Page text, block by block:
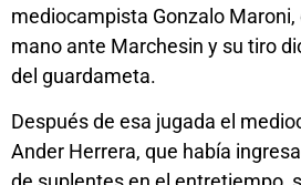
mediocampista Gonzalo
mano ante Marchesin y su tiro
del guardameta.
Después de esa jugada el
Ander Herrera, que había